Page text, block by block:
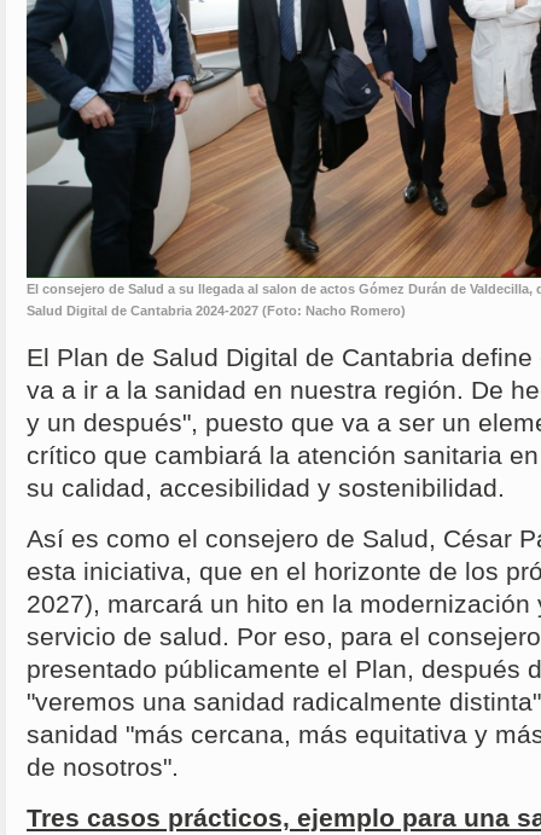
El consejero de Salud a su llegada al salon de actos Gómez Durán de
Salud Digital de Cantabria 2024-2027 (Foto: Nacho Romero)
El Plan de Salud Digital de Cantabria
va a ir a la sanidad en nuestra región. De
y un después", puesto que va a ser un
crítico que cambiará la atención sanitaria
su calidad, accesibilidad y sostenibilidad.
Así es como el consejero de Salud, César
esta iniciativa, que en el horizonte de los
2027), marcará un hito en la
servicio de salud. Por eso, para el
presentado públicamente el Plan, después
"veremos una sanidad radicalmente
sanidad "más cercana, más equitativa y
de nosotros".
Tres casos prácticos, ejemplo para una